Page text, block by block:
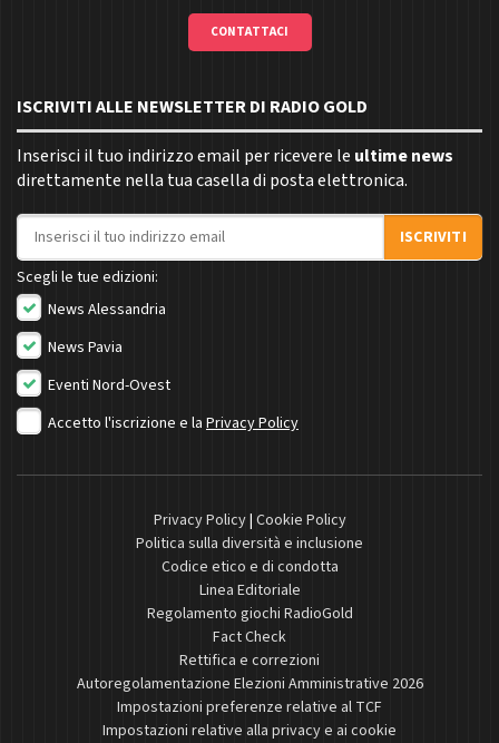
CONTATTACI
ISCRIVITI ALLE NEWSLETTER DI RADIO GOLD
Inserisci il tuo indirizzo email per ricevere le ultime news
direttamente nella tua casella di posta elettronica.
Indirizzo email
ISCRIVITI
Scegli le tue edizioni:
News Alessandria
News Pavia
Eventi Nord-Ovest
Accetto l'iscrizione e la Privacy Policy
Privacy Policy| Cookie Policy
Politica sulla diversità e inclusione
Codice etico e di condotta
Linea Editoriale
Regolamento giochi RadioGold
Fact Check
Rettifica e correzioni
Autoregolamentazione Elezioni Amministrative 2026
Impostazioni preferenze relative al TCF
Impostazioni relative alla privacy e ai cookie